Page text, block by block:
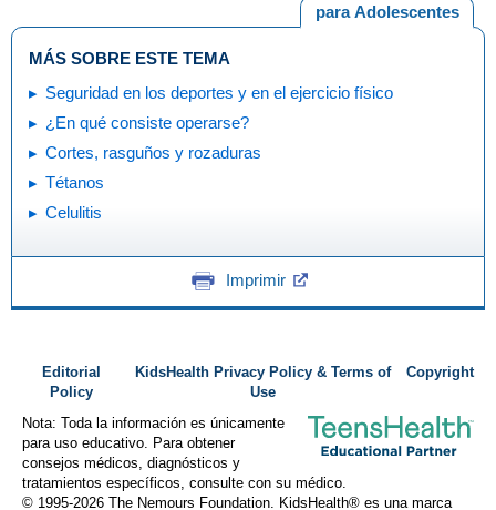
para Adolescentes
MÁS SOBRE ESTE TEMA
Seguridad en los deportes y en el ejercicio físico
¿En qué consiste operarse?
Cortes, rasguños y rozaduras
Tétanos
Celulitis
Imprimir
Editorial
Policy
KidsHealth Privacy Policy & Terms of
Use
Copyright
Nota: Toda la información es únicamente
para uso educativo. Para obtener
consejos médicos, diagnósticos y
tratamientos específicos, consulte con su médico.
© 1995-2026 The Nemours Foundation. KidsHealth® es una marca